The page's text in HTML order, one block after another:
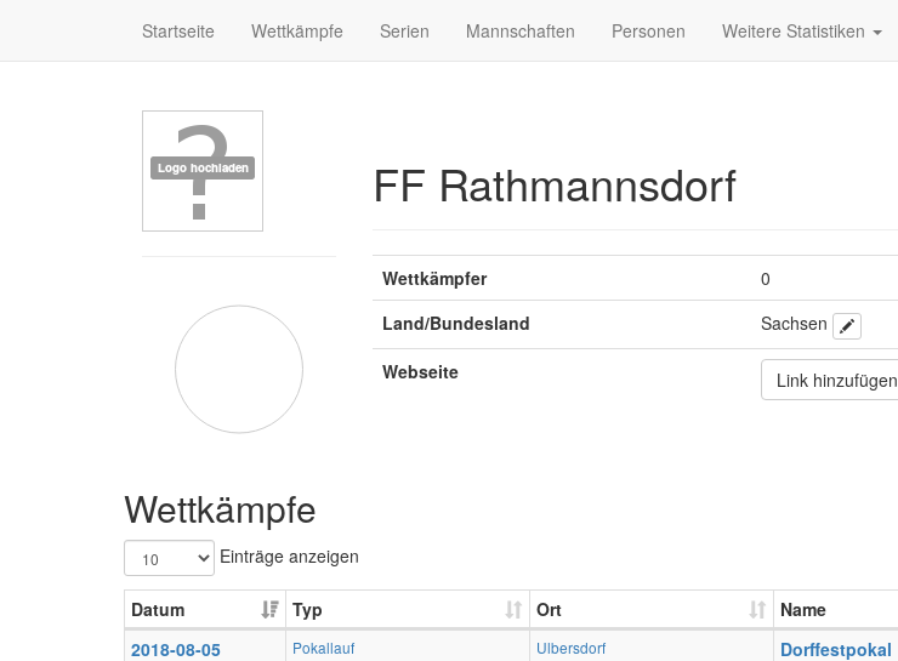
Startseite Wettkämpfe Serien Mannschaften Personen Weitere Statistiken
FF Rathmannsdorf
Wettkämpfer
0
Land/Bundesland
Sachsen
Webseite
Link hinzufügen
Wettkämpfe
Einträge anzeigen
Datum Typ Ort Name
2018-08-05
Pokallauf Ulbersdorf Dorffestpokal